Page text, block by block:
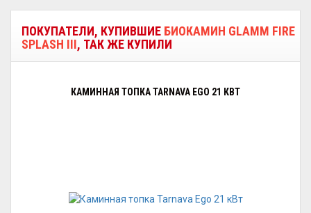
ПОКУПАТЕЛИ, КУПИВШИЕ БИОКАМИН GLAMM FIRE
SPLASH III, ТАК ЖЕ КУПИЛИ
КАМИННАЯ ТОПКА TARNAVA EGO 21 КВТ